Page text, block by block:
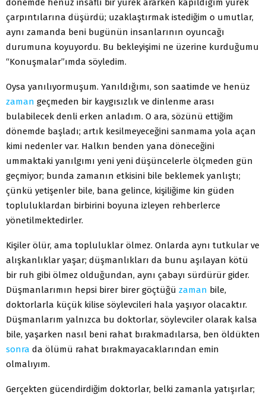
çarpıntılarına düşürdü; uzaklaştırmak istediğim o umutlar,
aynı zamanda beni bugünün insanlarının oyuncağı
durumuna koyuyordu. Bu bekleyişimi ne üzerine kurduğumu
“Konuşmalar”ımda söyledim.
Oysa yanılıyormuşum. Yanıldığımı, son saatimde ve henüz
zaman geçmeden bir kaygısızlık ve dinlenme arası
bulabilecek denli erken anladım. O ara, sözünü ettiğim
dönemde başladı; artık kesilmeyeceğini sanmama yola açan
kimi nedenler var. Halkın benden yana döneceğini
ummaktaki yanılgımı yeni yeni düşüncelerle ölçmeden gün
geçmiyor; bunda zamanın etkisini bile beklemek yanlıştı;
çünkü yetişenler bile, bana gelince, kişiliğime kin güden
topluluklardan birbirini boyuna izleyen rehberlerce
yönetilmektedirler.
Kişiler ölür, ama topluluklar ölmez. Onlarda aynı tutkular ve
alışkanlıklar yaşar; düşmanlıkları da bunu aşılayan kötü
bir ruh gibi ölmez olduğundan, aynı çabayı sürdürür gider.
Düşmanlarımın hepsi birer birer göçtüğü zaman bile,
doktorlarla küçük kilise söylevcileri hala yaşıyor olacaktır.
Düşmanlarım yalnızca bu doktorlar, söylevciler olarak kalsa
bile, yaşarken nasıl beni rahat bırakmadılarsa, ben öldükten
sonra da ölümü rahat bırakmayacaklarından emin
olmalıyım.
Gerçekten gücendirdiğim doktorlar, belki zamanla yatışırlar;